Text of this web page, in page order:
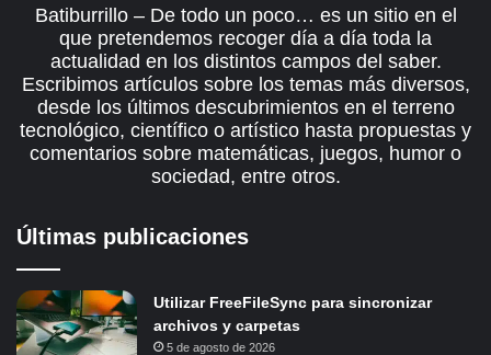
Batiburrillo – De todo un poco… es un sitio en el
que pretendemos recoger día a día toda la
actualidad en los distintos campos del saber.
Escribimos artículos sobre los temas más diversos,
desde los últimos descubrimientos en el terreno
tecnológico, científico o artístico hasta propuestas y
comentarios sobre matemáticas, juegos, humor o
sociedad, entre otros.
Últimas publicaciones
Utilizar FreeFileSync para sincronizar
archivos y carpetas
5 de agosto de 2026